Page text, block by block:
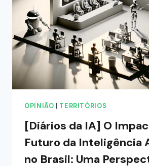
OPINIÃO TERRITÓRIOS
[Diários da IA] O
Futuro da Inteligência
no Brasil: Uma